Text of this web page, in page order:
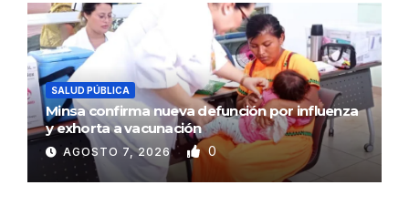
SALUD PÚBLICA
Minsa confirma nueva defunción por influenza
y exhorta a vacunación
AGOSTO 7, 2026 0